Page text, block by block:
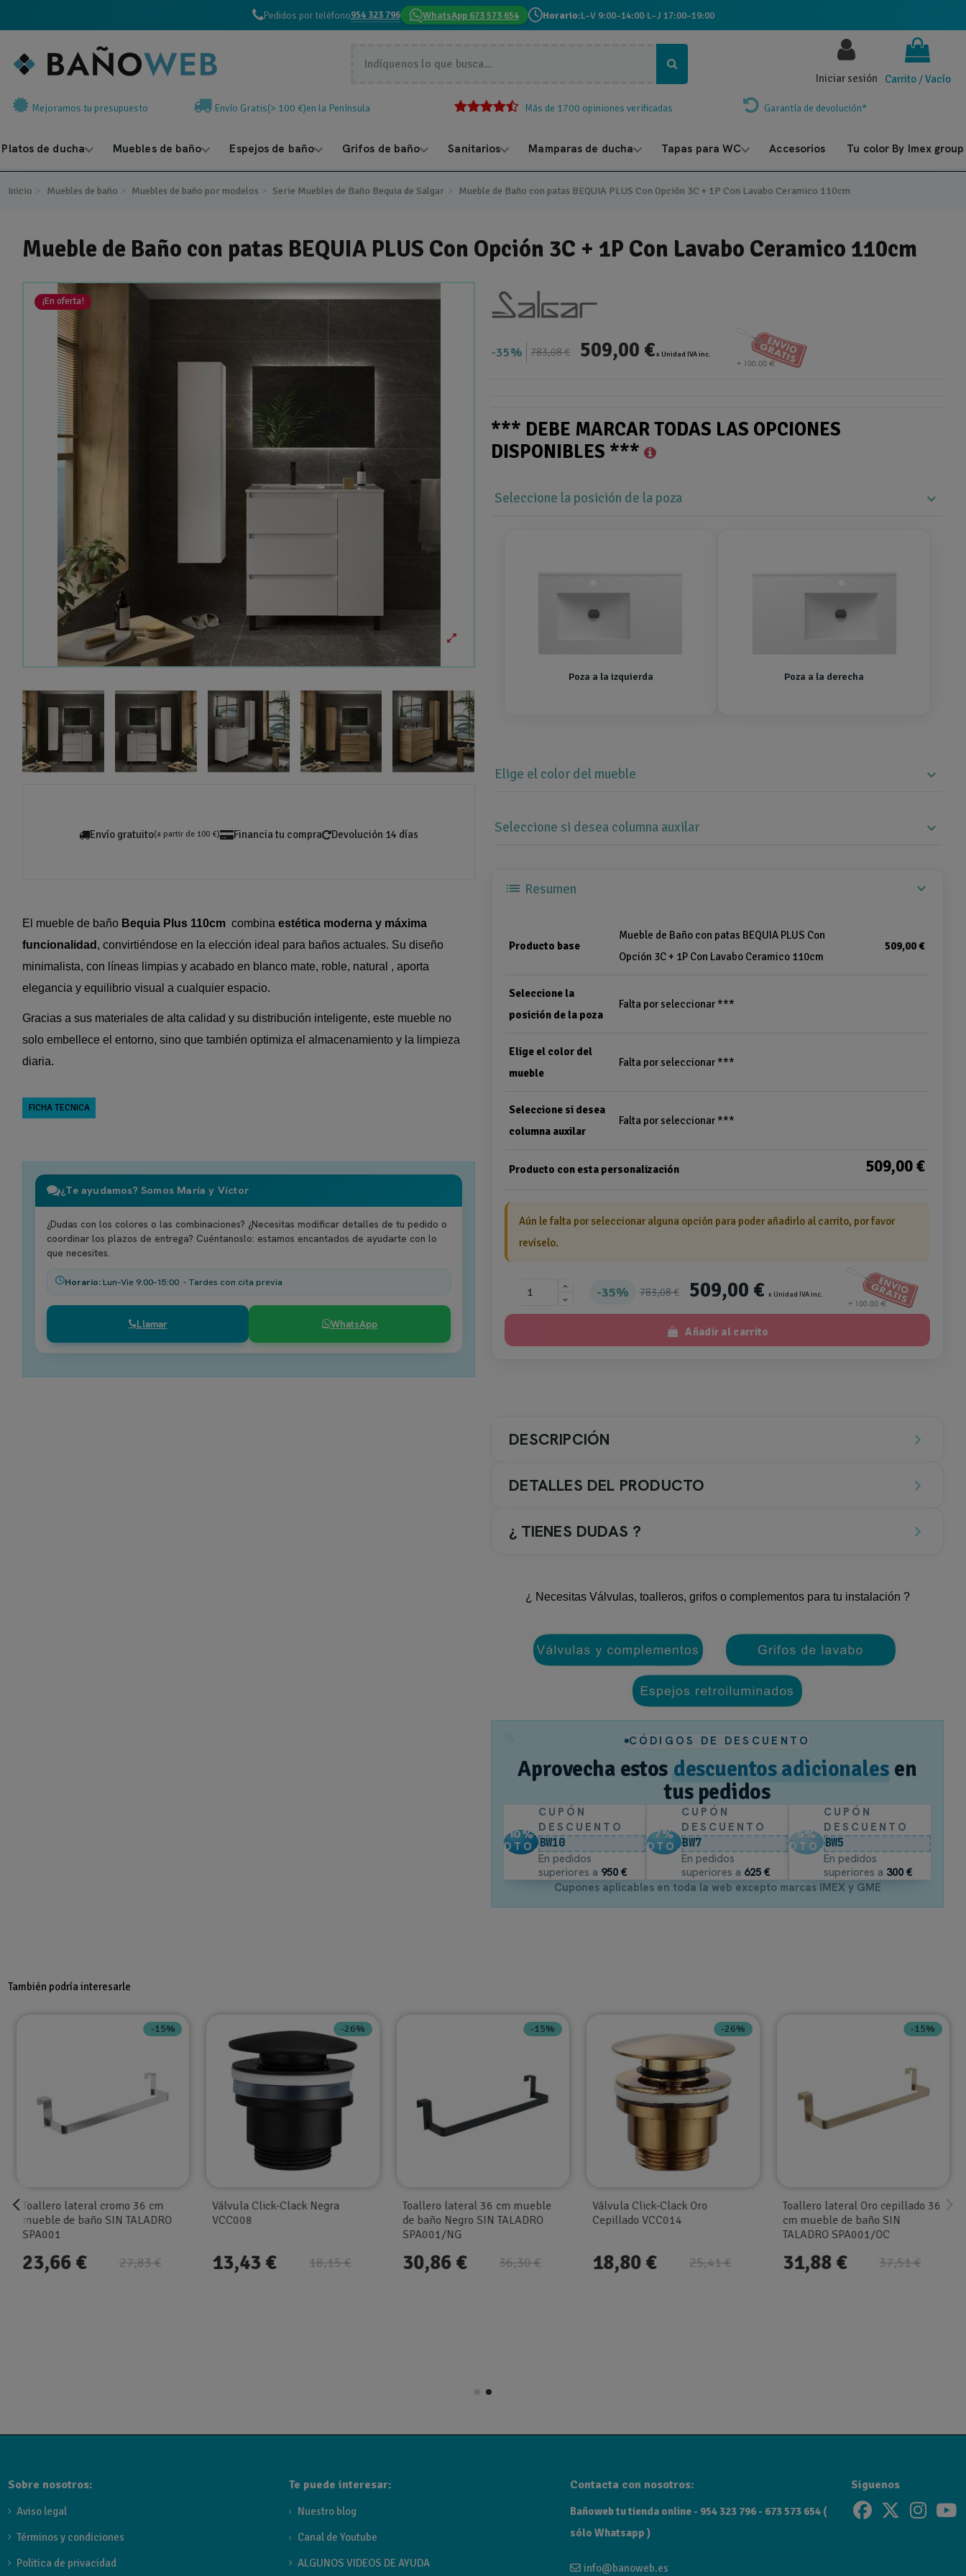
Pedidos por teléfono954 323 796 WhatsApp 673 573 654 Horario:L–V 9:00–14:00·L–J 17:00–19:00
Carrito /Vacío
Iniciar sesión
Mejoramos tu presupuesto Envío Gratis(> 100 €)en la Península Más de 1700 opiniones verificadas Garantía de devolución*
Platos de ducha Muebles de baño Espejos de baño Grifos de baño Sanitarios Mamparas de ducha Tapas para WC Accesorios Tu color By Imex group
Inicio Muebles de baño Muebles de baño por modelos Serie Muebles de Baño Bequia de Salgar Mueble de Baño con patas BEQUIA PLUS Con Opción 3C + 1P Con Lavabo Ceramico 110cm
Mueble de Baño con patas BEQUIA PLUS Con Opción 3C + 1P Con Lavabo Ceramico 110cm
¡En oferta!
Envío gratuito(a partir de 100 €) Financia tu compra Devolución 14 días
El mueble de baño Bequia Plus 110cm combinaestética moderna y máxima
funcionalidad , convirtiéndose en la elección ideal para baños actuales. Su diseño
minimalista, con líneas limpias y acabado en blanco mate, roble, natural , aporta
elegancia y equilibrio visual a cualquier espacio.
Gracias a sus materiales de alta calidad y su distribución inteligente, este mueble no
solo embellece el entorno, sino que también optimiza el almacenamiento y la limpieza
diaria.
FICHA TECNICA
¿Te ayudamos? Somos María y Víctor
¿Dudas con los colores o las combinaciones? ¿Necesitas modificar detalles de tu pedido o
coordinar los plazos de entrega? Cuéntanoslo: estamos encantados de ayudarte con lo
que necesites.
Horario:Lun–Vie 9:00–15:00 - Tardes con cita previa
Llamar WhatsApp
35% 783,08 € 509,00 €x Unidad IVA inc.
*** DEBE MARCAR TODAS LAS OPCIONES
DISPONIBLES ***
Seleccione la posición de la poza expand_more
Poza a la izquierda Poza a la derecha
Elige el color del mueble expand_more
Seleccione si desea columna auxilar expand_more
list Resumen expand_more
Producto base
Mueble de Baño con patas BEQUIA PLUS Con
Opción 3C + 1P Con Lavabo Ceramico 110cm
509,00 €
Seleccione la
posición de la poza
Falta por seleccionar ***
Elige el color del
mueble
Falta por seleccionar ***
Seleccione si desea
columna auxilar
Falta por seleccionar ***
Producto con esta personalización 509,00 €
Aún le falta por seleccionar alguna opción para poder añadirlo al carrito, por favor
revíselo.
35% 783,08 € 509,00 € x Unidad IVA inc.
Añadir al carrito
DESCRIPCIÓN
DETALLES DEL PRODUCTO
¿ TIENES DUDAS ?
Fabricado en MDF clase E-1 con cantos en PVC: Alta resistencia a la humedad,
Este mueble se integra perfectamente en baños de estilo contemporáneo, escandinavo o
¿ Necesitas Válvulas, toalleros, grifos o complementos para tu instalación ?
CÓDIGOS DE DESCUENTO
Aprovecha estos descuentos adicionales en
tus pedidos
10%
DTO.
CUPÓN
DESCUENTO
BW10
En pedidos
superiores a 950 €
7%
DTO.
CUPÓN
DESCUENTO
BW7
En pedidos
superiores a 625 €
5%
DTO.
CUPÓN
DESCUENTO
BW5
En pedidos
superiores a 300 €
Cupones aplicables en toda la web excepto marcas IMEX y GME
También podría interesarle
-15%
Toallero lateral cromo 36 cm
mueble de baño SIN TALADRO
SPA001
27,83 €
23,66 €
-26%
Válvula Click-Clack Negra
VCC008
18,15 €
13,43 €
-15%
Toallero lateral 36 cm mueble
de baño Negro SIN TALADRO
SPA001/NG
36,30 €
30,86 €
-26%
Válvula Click-Clack Oro
Cepillado VCC014
25,41 €
18,80 €
-15%
Toallero lateral Oro cepillado 36
cm mueble de baño SIN
TALADRO SPA001/OC
37,51 €
31,88 €
Sobre nosotros:
Aviso legal
Términos y condiciones
Politica de privacidad
Te puede interesar:
Nuestro blog
Canal de Youtube
ALGUNOS VIDEOS DE AYUDA
Contacta con nosotros:
Bañoweb tu tienda online - 954 323 796 - 673 573 654 (
sólo Whatsapp )
info@banoweb.es
Siguenos